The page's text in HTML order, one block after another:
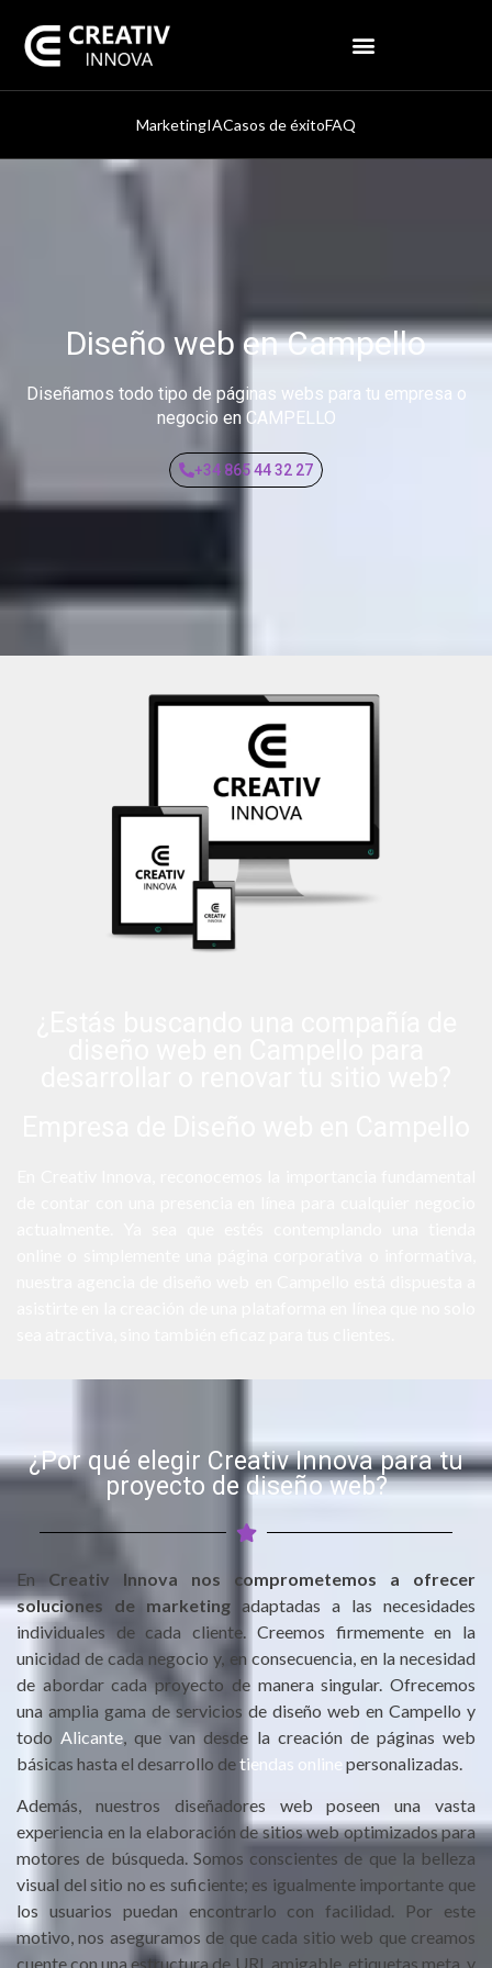
MarketingIACasos de éxitoFAQ
Diseño web en Campello
Diseñamos todo tipo de páginas webs para tu empresa o
negocio en CAMPELLO
+34 865 44 32 27
¿Por qué elegir Creativ Innova para tu
proyecto de diseño web?
En Creativ Innova nos comprometemos a ofrecer
soluciones de marketing adaptadas a las necesidades
individuales de cada cliente. Creemos firmemente en la
unicidad de cada negocio y, en consecuencia, en la necesidad
de abordar cada proyecto de manera singular. Ofrecemos
una amplia gama de servicios de diseño web en Campello y
todoAlicante, que van desde la creación de páginas web
básicas hasta el desarrollo detiendas online personalizadas.
Además, nuestros diseñadores web poseen una vasta
experiencia en la elaboración de sitios web optimizados para
motores de búsqueda. Somos conscientes de que la belleza
visual del sitio no es suficiente; es igualmente importante que
los usuarios puedan encontrarlo con facilidad. Por este
motivo, nos aseguramos de que cada sitio web que creamos
cuente con una estructura de URL amigable, etiquetas meta, y